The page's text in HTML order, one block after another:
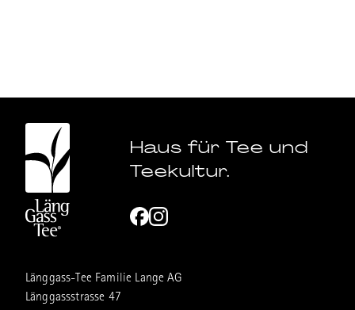
Haus für Tee und
Teekultur.
Länggass-Tee Familie Lange AG
Länggassstrasse 47